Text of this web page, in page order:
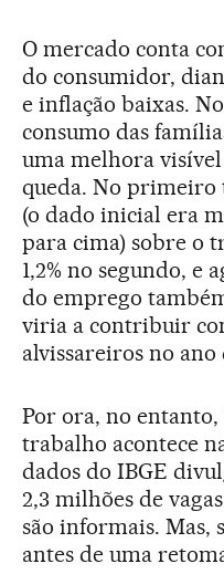
O mercado conta
do consumidor,
e inflação baixas.
consumo das
uma melhora
queda. No primeiro
(o dado inicial era
para cima) sobre o
1,2% no segundo, e
do emprego
viria a contribuir
alvissareiros no ano
Por ora, no
trabalho acontece
dados do IBGE
2,3 milhões de
são informais. Mas,
antes de uma